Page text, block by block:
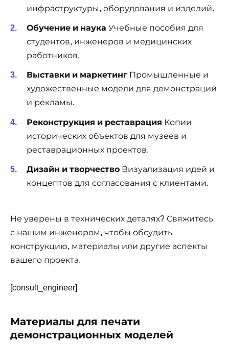
инфраструктуры, оборудования и изделий.
Обучение и наука Учебные пособия для
студентов, инженеров и медицинских
работников.
Выставки и маркетинг Промышленные и
художественные модели для демонстраций
и рекламы.
Реконструкция и реставрация Копии
исторических объектов для музеев и
реставрационных проектов.
Дизайн и творчество Визуализация идей и
концептов для согласования с клиентами.
Не уверены в технических деталях? Свяжитесь
с нашим инженером, чтобы обсудить
конструкцию, материалы или другие аспекты
вашего проекта.
[consult_engineer]
Материалы для печати
демонстрационных моделей